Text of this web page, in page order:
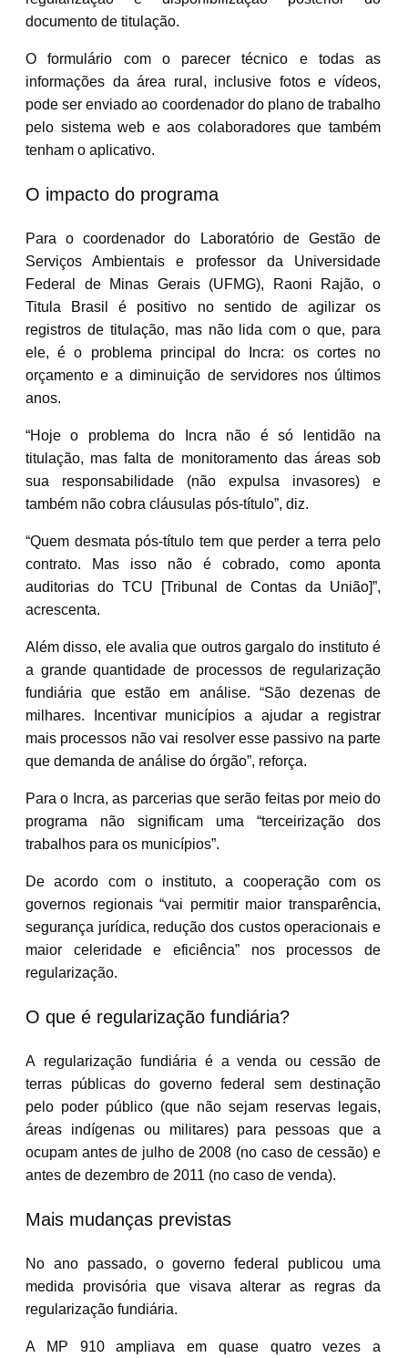
documento de titulação.
O formulário com o parecer técnico e todas as
informações da área rural, inclusive fotos e vídeos,
pode ser enviado ao coordenador do plano de trabalho
pelo sistema web e aos colaboradores que também
tenham o aplicativo.
O impacto do programa
Para o coordenador do Laboratório de Gestão de
Serviços Ambientais e professor da Universidade
Federal de Minas Gerais (UFMG), Raoni Rajão, o
Titula Brasil é positivo no sentido de agilizar os
registros de titulação, mas não lida com o que, para
ele, é o problema principal do Incra: os cortes no
orçamento e a diminuição de servidores nos últimos
anos.
“Hoje o problema do Incra não é só lentidão na
titulação, mas falta de monitoramento das áreas sob
sua responsabilidade (não expulsa invasores) e
também não cobra cláusulas pós-título”, diz.
“Quem desmata pós-título tem que perder a terra pelo
contrato. Mas isso não é cobrado, como aponta
auditorias do TCU [Tribunal de Contas da União]”,
acrescenta.
Além disso, ele avalia que outros gargalo do instituto é
a grande quantidade de processos de regularização
fundiária que estão em análise. “São dezenas de
milhares. Incentivar municípios a ajudar a registrar
mais processos não vai resolver esse passivo na parte
que demanda de análise do órgão”, reforça.
Para o Incra, as parcerias que serão feitas por meio do
programa não significam uma “terceirização dos
trabalhos para os municípios”.
De acordo com o instituto, a cooperação com os
governos regionais “vai permitir maior transparência,
segurança jurídica, redução dos custos operacionais e
maior celeridade e eficiência” nos processos de
regularização.
O que é regularização fundiária?
A regularização fundiária é a venda ou cessão de
terras públicas do governo federal sem destinação
pelo poder público (que não sejam reservas legais,
áreas indígenas ou militares) para pessoas que a
ocupam antes de julho de 2008 (no caso de cessão) e
antes de dezembro de 2011 (no caso de venda).
Mais mudanças previstas
No ano passado, o governo federal publicou uma
medida provisória que visava alterar as regras da
regularização fundiária.
A MP 910 ampliava em quase quatro vezes a